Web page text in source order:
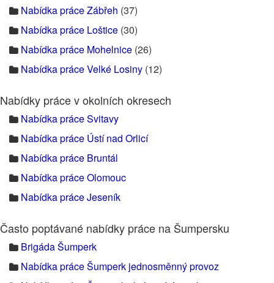
Nabídka práce Zábřeh (37)
Nabídka práce Loštice (30)
Nabídka práce Mohelnice (26)
Nabídka práce Velké Losiny (12)
Nabídky práce v okolních okresech
Nabídka práce Svitavy
Nabídka práce Ústí nad Orlicí
Nabídka práce Bruntál
Nabídka práce Olomouc
Nabídka práce Jeseník
Často poptávané nabídky práce na Šumpersku
Brigáda Šumperk
Nabídka práce Šumperk jednosměnný provoz